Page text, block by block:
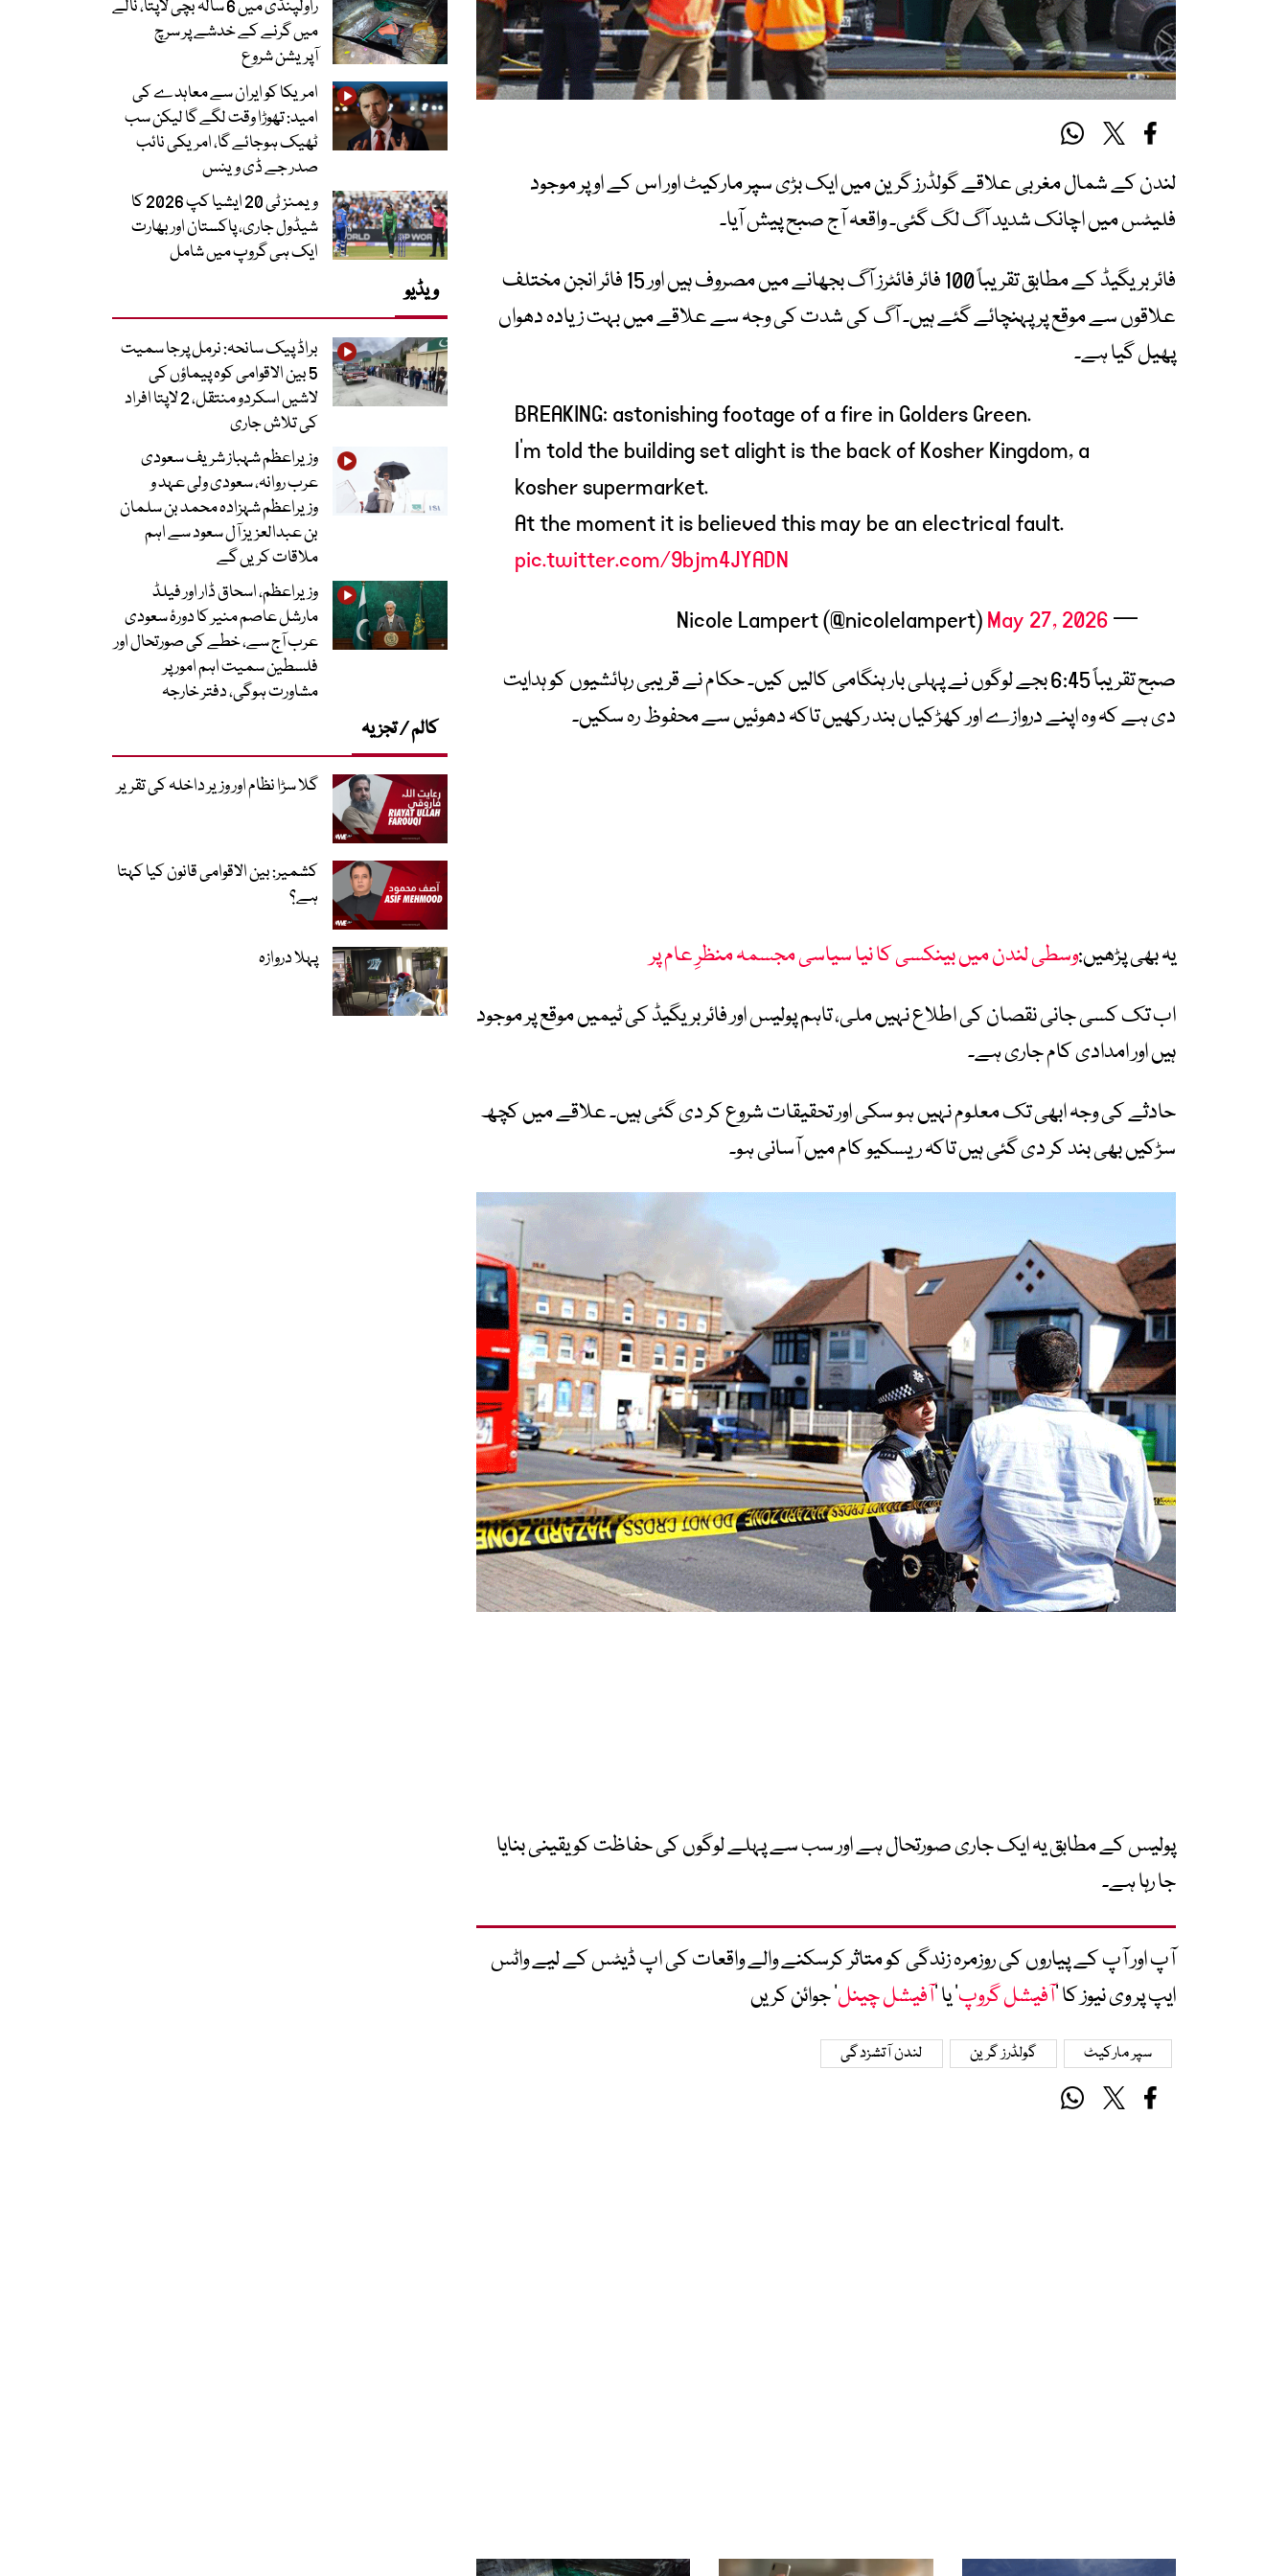
لندن کے شمال مغربی علاقے گولڈرز گرین میں ایک بڑی سپر مارکیٹ اور اس کے اوپر موجود
فلیٹس میں اچانک شدید آگ لگ گئی۔ واقعہ آج صبح پیش آیا۔
فائر بریگیڈ کے مطابق تقریباً 100 فائر فائٹرز آگ بجھانے میں مصروف ہیں اور 15 فائر انجن مختلف
علاقوں سے موقع پر پہنچائے گئے ہیں۔ آگ کی شدت کی وجہ سے علاقے میں بہت زیادہ دھواں
پھیل گیا ہے۔
BREAKING: astonishing footage of a fire in Golders Green.
I’m told the building set alight is the back of Kosher Kingdom, a
kosher supermarket.
At the moment it is believed this may be an electrical fault.
pic.twitter.com/9bjm4JYADN
— Nicole Lampert (@nicolelampert)
May 27, 2026
صبح تقریباً 6:45 بجے لوگوں نے پہلی بار ہنگامی کالیں کیں۔ حکام نے قریبی رہائشیوں کو ہدایت
دی ہے کہ وہ اپنے دروازے اور کھڑکیاں بند رکھیں تاکہ دھوئیں سے محفوظ رہ سکیں۔
یہ بھی پڑھیں:وسطی لندن میں بینکسی کا نیا سیاسی مجسمہ منظرِ عام پر
اب تک کسی جانی نقصان کی اطلاع نہیں ملی، تاہم پولیس اور فائر بریگیڈ کی ٹیمیں موقع پر موجود
ہیں اور امدادی کام جاری ہے۔
حادثے کی وجہ ابھی تک معلوم نہیں ہو سکی اور تحقیقات شروع کر دی گئی ہیں۔ علاقے میں کچھ
سڑکیں بھی بند کر دی گئی ہیں تاکہ ریسکیو کام میں آسانی ہو۔
پولیس کے مطابق یہ ایک جاری صورتحال ہے اور سب سے پہلے لوگوں کی حفاظت کو یقینی بنایا
جا رہا ہے۔
آپ اور آپ کے پیاروں کی روزمرہ زندگی کو متاثر کرسکنے والے واقعات کی اپ ڈیٹس کے لیے واٹس
ایپ پر وی نیوز کا ’آفیشل گروپ‘ یا ’آفیشل چینل‘ جوائن کریں
سپر مارکیٹ گولڈرز گرین لندن آتشزدگی
راولپنڈی میں 6 سالہ بچی لاپتا، نالے
میں گرنے کے خدشے پر سرچ
آپریشن شروع
امریکا کو ایران سے معاہدے کی
امید: تھوڑا وقت لگے گا لیکن سب
ٹھیک ہوجائے گا، امریکی نائب
صدر جے ڈی وینس
ویمنز ٹی 20 ایشیا کپ 2026 کا
شیڈول جاری، پاکستان اور بھارت
ایک ہی گروپ میں شامل
ویڈیو
براڈ پیک سانحہ: نرمل پرجا سمیت
5 بین الاقوامی کوہ پیماؤں کی
لاشیں اسکردو منتقل، 2 لاپتا افراد
کی تلاش جاری
وزیراعظم شہباز شریف سعودی
عرب روانہ، سعودی ولی عہد و
وزیراعظم شہزادہ محمد بن سلمان
بن عبدالعزیز آل سعود سے اہم
ملاقات کریں گے
وزیراعظم، اسحاق ڈار اور فیلڈ
مارشل عاصم منیر کا دورۂ سعودی
عرب آج سے، خطے کی صورتحال اور
فلسطین سمیت اہم امور پر
مشاورت ہوگی، دفتر خارجہ
کالم / تجزیہ
گلا سڑا نظام اور وزیر داخلہ کی تقریر
کشمیر: بین الاقوامی قانون کیا کہتا
ہے؟
پہلا دروازہ